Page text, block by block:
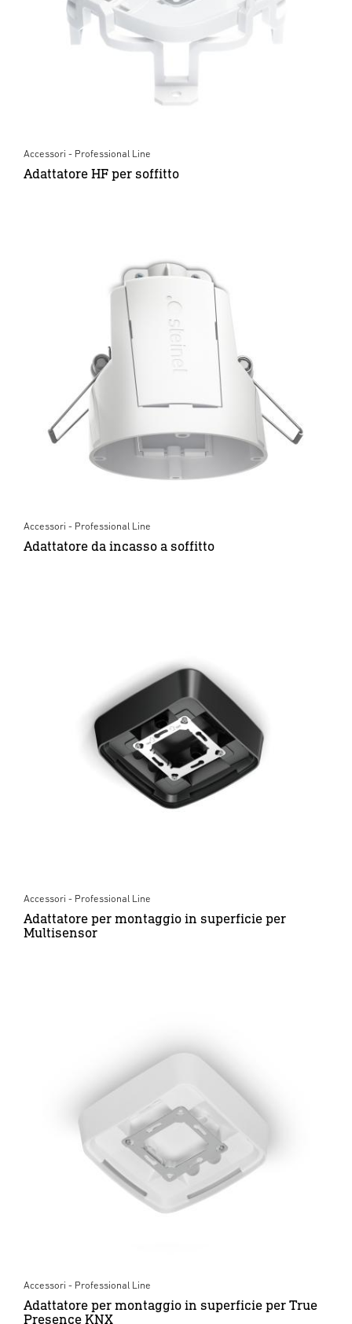
Accessori - Professional Line
Adattatore HF per soffitto
Accessori - Professional Line
Adattatore da incasso a soffitto
Accessori - Professional Line
Adattatore per montaggio in superficie per
Multisensor
Accessori - Professional Line
Adattatore per montaggio in superficie per True
Presence KNX